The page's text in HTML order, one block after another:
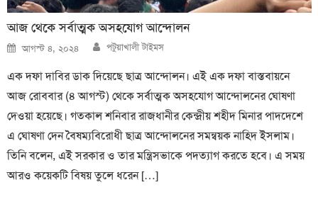
আজ থেকে সর্বাত্মক অসহযোগ আন্দোলন
Posted
on
আগস্ট ৪, ২০২৪ Author
পটুয়াখালী টাইমস
এক দফা দাবির ডাক দিয়েছে ছাত্র আন্দোলন। এই এক দফা বাস্তবায়নে
আজ রোববার (৪ আগস্ট) থেকে সর্বাত্মক অসহযোগ আন্দোলনের ঘোষণা
দেওয়া হয়েছে। গতকাল শনিবার রাজধানীর কেন্দ্রীয় শহীদ মিনার পাদদেশে
এ ঘোষণা দেন বৈষম্যবিরোধী ছাত্র আন্দোলনের সমন্বয়ক নাহিদ ইসলাম।
তিনি বলেন, এই সরকার ও তার মন্ত্রিসভাকে পদত্যাগ করতে হবে। এ সময়
আরও কয়েকটি বিষয় তুলে ধরেন […]